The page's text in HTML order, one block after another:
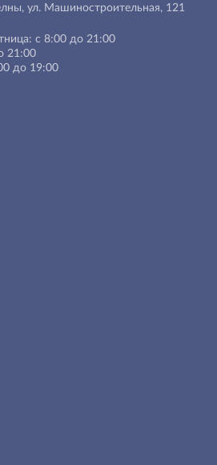
ул. Машиностроительная, 121
с 8:00 до 21:00
21:00
до 19:00